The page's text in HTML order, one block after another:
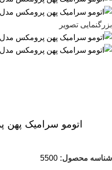
بزرگنمایی تصویر
اتومو سرامیک پهن
شناسه محصول: 5500